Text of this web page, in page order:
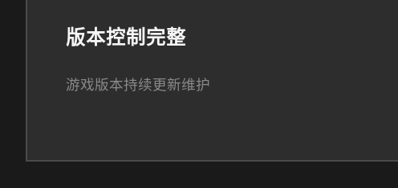
版本控制完整
游戏版本持续更新维护